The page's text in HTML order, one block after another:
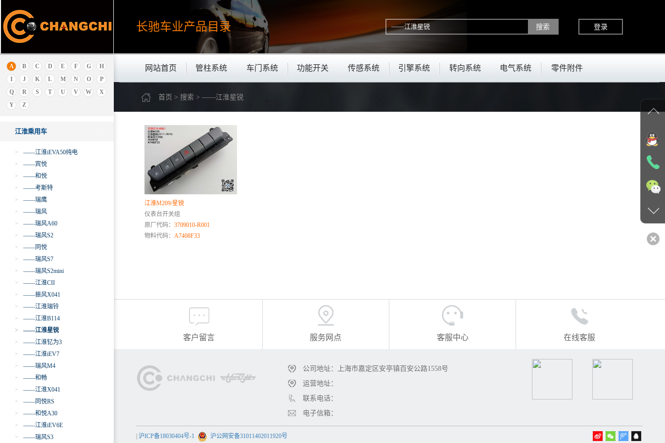
长驰车业产品目录 登录
网站首页 管柱系统 车门系统 功能开关 传感系统 引擎系统 转向系统 电气系统 零件附件
A B C D E F G
H
I
J K L M N O
P
Q
R S T U V W
X
Y
Z
极狐ARCFOX
金杯
金龙
金旅
解放
江西五十铃
江铃乘用车
江淮商用车
江淮乘用车
>
——江淮iEVA50纯电
>
——宾悦
>
——和悦
>
——考斯特
>
——瑞鹰
>
——瑞风
>
——瑞风A60
>
——瑞风S2
>
——同悦
>
——瑞风S7
>
——瑞风S2mini
>
——江淮CII
>
——振风X041
>
——江淮瑞铃
>
——江淮B114
>
——江淮星锐
>
——江淮钇为3
>
——江淮iEV7
>
——瑞风M4
>
——和畅
>
——江淮X041
>
——同悦RS
>
——和悦A30
>
——江淮iEV6E
>
——瑞风S3
首页 > 搜索 > ——江淮星锐
江淮M209/星锐
仪表台开关组
原厂代码： 3709010-R001
物料代码： A7408F33
客户留言 服务网点 客服中心 在线客服
公司地址：上海市嘉定区安亭镇百安公路1558号
运营地址：
联系电话：
电子信箱：
沪ICP备18030404号-1 沪公网安备31011402011920号